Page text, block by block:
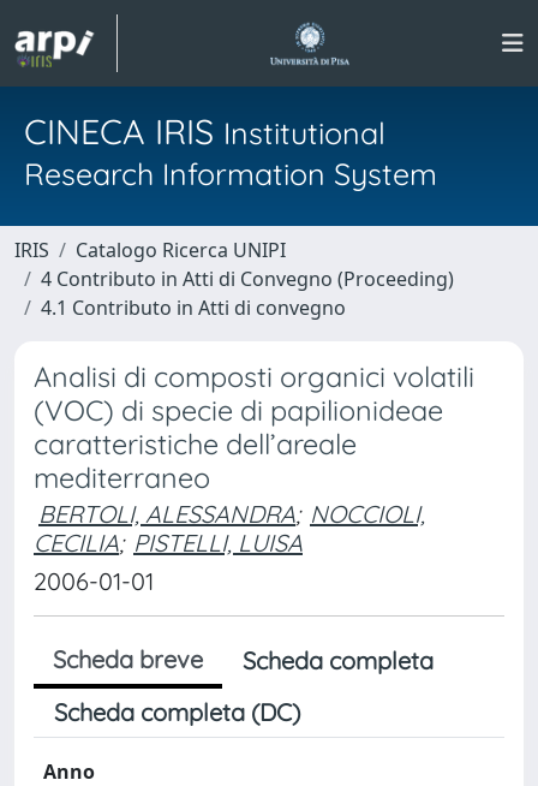
CINECA IRIS Institutional
Research Information System
IRIS
Catalogo Ricerca UNIPI
4 Contributo in Atti di Convegno (Proceeding)
4.1 Contributo in Atti di convegno
Analisi di composti organici volatili
(VOC) di specie di papilionideae
caratteristiche dell’areale
mediterraneo
BERTOLI, ALESSANDRA; NOCCIOLI,
CECILIA; PISTELLI, LUISA
2006-01-01
Scheda breve
Scheda completa
Scheda completa (DC)
Anno